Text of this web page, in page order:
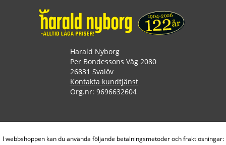
Harald Nyborg
Per Bondessons Väg 2080
26831 Svalöv
Kontakta kundtjänst
Org.nr: 9696632604
I webbshoppen kan du använda följande betalningsmetoder och fraktlösningar: